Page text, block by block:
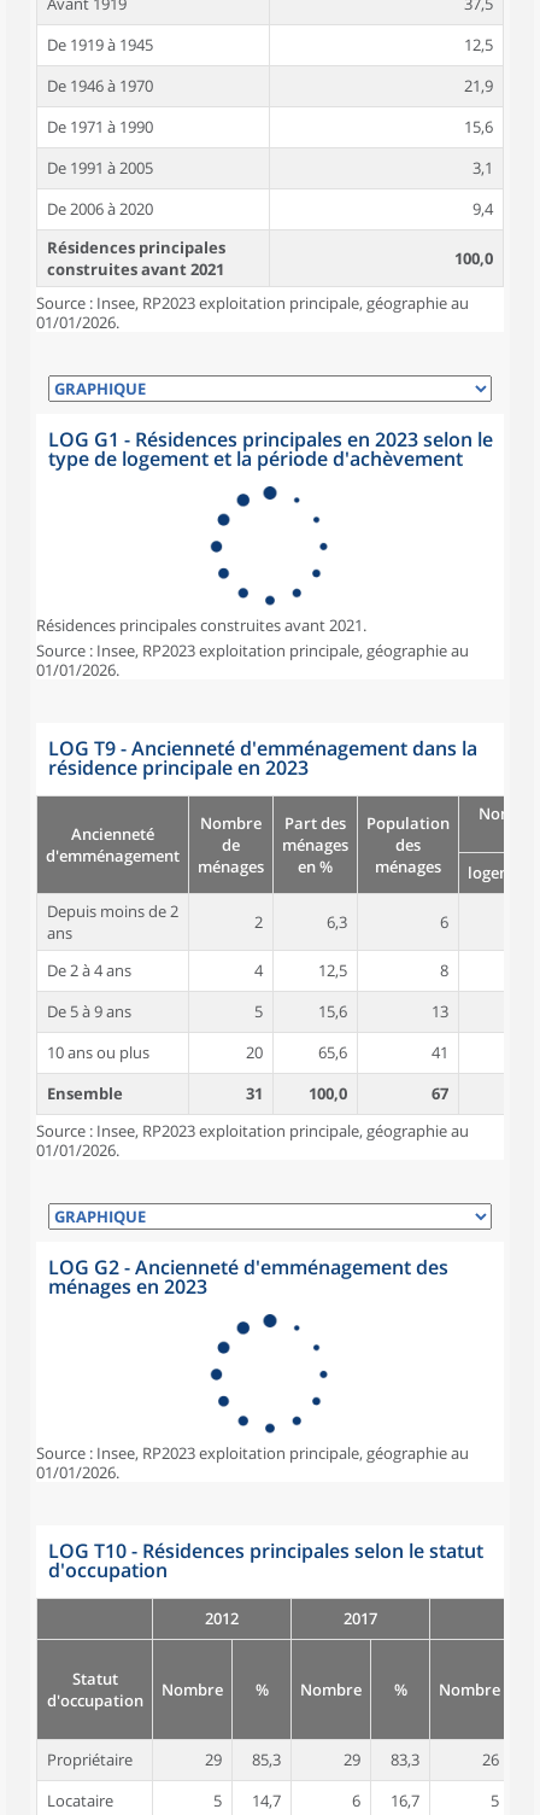
De 1919 à 1945
12,5
De 1946 à 1970
21,9
De 1971 à 1990
15,6
De 1991 à 2005
3,1
De 2006 à 2020
9,4
Résidences principales
construites avant 2021
100,0
Source : Insee, RP2023 exploitation principale, géographie au
01/01/2026.
LOG G1 - Résidences principales en 2023 selon le
type de logement et la période d'achèvement
Résidences principales construites avant 2021.
Source : Insee, RP2023 exploitation principale, géographie au
01/01/2026.
LOG T9 - Ancienneté d'emménagement dans la
résidence principale en 2023
Ancienneté
d'emménagement
Nombre
de
ménages
Part des
ménages
en %
Population
des
ménages
logement
Depuis moins de 2
ans
2 6,3 6
De 2 à 4 ans 4 12,5 8
De 5 à 9 ans
5 15,6 13
10 ans ou plus
20 65,6 41
Ensemble
31 100,0 67
Source : Insee, RP2023 exploitation principale, géographie au
01/01/2026.
LOG G2 - Ancienneté d'emménagement des
ménages en 2023
Source : Insee, RP2023 exploitation principale, géographie au
01/01/2026.
LOG T10 - Résidences principales selon le statut
d'occupation
2012 2017
Statut
d'occupation
Nombre % Nombre % Nombre
Propriétaire 29 85,3 29 83,3 26
Locataire
5 14,7 6 16,7 5